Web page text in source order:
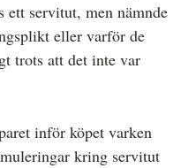
ett servitut, men nämnde
eller varför de
trots att det inte var
inför köpet varken
kring servitut